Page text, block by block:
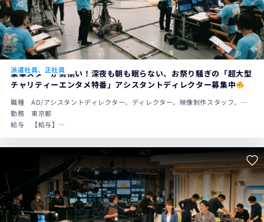
派遣社員、正社員
豪華スターが勢揃い！深夜も朝も眠らない、お祭り騒ぎの「超大型
チャリティーエンタメ特番」アシスタントディレクター募集中
職種
AD/アシスタントディレクター、ディレクター、映像制作スタッフ、番
組制作スタッフ
勤務
東京都
給与
【給与】
・AD1年以上経験者：月給250,000円～
※上記には固定残業代（25時間分／38,900円～51,300円）が含まれま
す。